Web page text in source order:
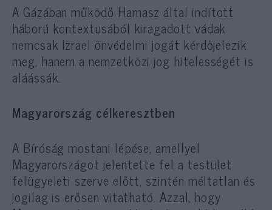
A Gázában működő Hamasz által indított
háború kontextusából kiragadott vádak
nemcsak Izrael önvédelmi jogát kérdőjelezik
meg, hanem a nemzetközi jog hitelességét is
aláássák.
Magyarország célkeresztben
A Bíróság mostani lépése, amellyel
Magyarországot jelentette fel a testület
felügyeleti szerve előtt, szintén méltatlan és
jogilag is erősen vitatható. Azzal, hogy